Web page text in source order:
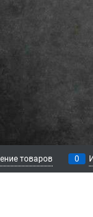
товаров 0